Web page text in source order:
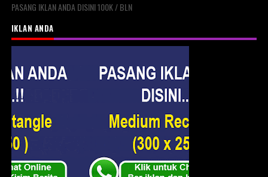
PASANG IKLAN ANDA DISINI 100K / BLN
IKLAN ANDA